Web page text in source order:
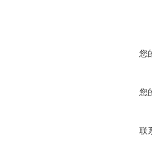
您
您
联